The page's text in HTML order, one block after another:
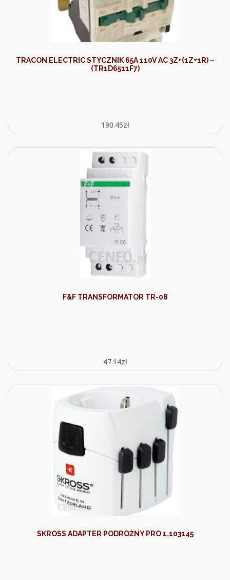
TRACON ELECTRIC STYCZNIK 65A 110V AC 3Z+(1Z+1R) –
(TR1D6511F7)
190.45zł
F&F TRANSFORMATOR TR-08
47.14zł
SKROSS ADAPTER PODRÓŻNY PRO 1.103145